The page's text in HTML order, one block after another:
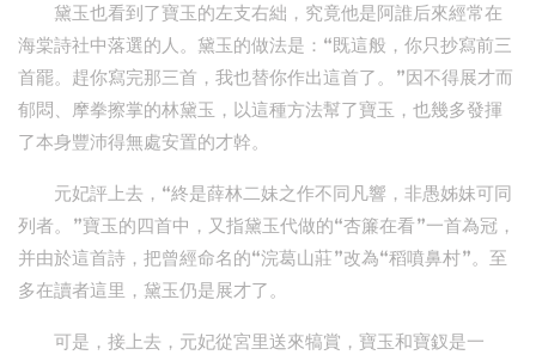
黛玉也看到了寶玉的左支右絀，究竟他是阿誰后來經常在
海棠詩社中落選的人。黛玉的做法是：“既這般，你只抄寫前三
首罷。趕你寫完那三首，我也替你作出這首了。”因不得展才而
郁悶、摩拳擦掌的林黛玉，以這種方法幫了寶玉，也幾多發揮
了本身豐沛得無處安置的才幹。
元妃評上去，“終是薛林二妹之作不同凡響，非愚姊妹可同
列者。”寶玉的四首中，又指黛玉代做的“杏簾在看”一首為冠，
并由於這首詩，把曾經命名的“浣葛山莊”改為“稻噴鼻村”。至
多在讀者這里，黛玉仍是展才了。
可是，接上去，元妃從宮里送來犒賞，寶玉和寶釵是一